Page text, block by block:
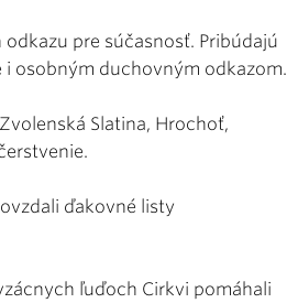
pre súčasnosť. Pribúdajú
osobným duchovným odkazom.
Slatina, Hrochoť,
ďakovné listy
ľuďoch Cirkvi pomáhali